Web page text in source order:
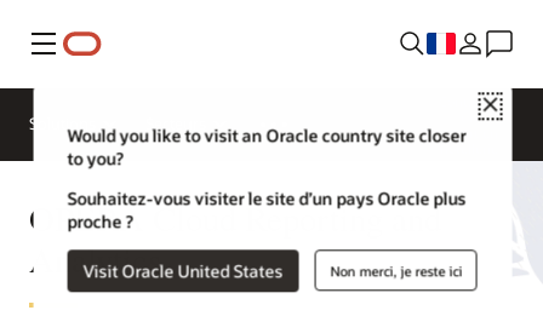
Menu
Close
Would you like to visit an Oracle country site closer
to you?
Souhaitez-vous visiter le site d’un pays Oracle plus
proche ?
Visit Oracle United States Non merci, je reste ici
Solutions
Contacter
expert en
hôtellerie
OPERA Cloud Reporting and
Analytics